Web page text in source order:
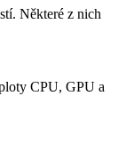
Některé z nich
CPU, GPU a